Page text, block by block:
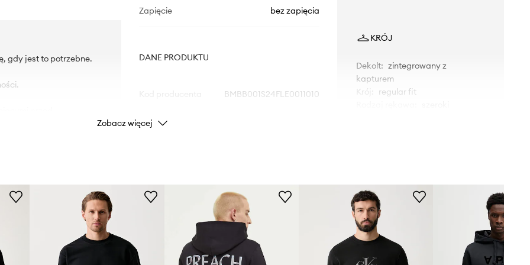
gdy jest to potrzebne.
Zapięcie bez zapięcia
DANE PRODUKTU
BMBB001S24FLE0011010
Kolor
Producent
KRÓJ
Dekolt: zintegrowany z
kapturem
Krój
regular fit
wzrostu i ma na sobie rozmiar L.
Rozmiarówka standardowa
Zalecamy wybór rozmiaru, jaki nosisz
zazwyczaj.
Tabela rozmiarów
Zobacz więcej